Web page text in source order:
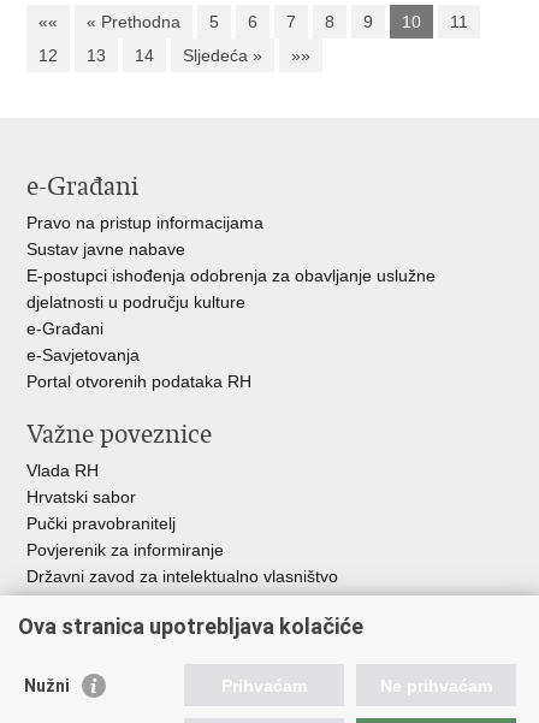
«« « Prethodna 5 6 7 8 9 10
11
12
13 14 Sljedeća » »»
e-Građani
Pravo na pristup informacijama
Sustav javne nabave
E-postupci ishođenja odobrenja za obavljanje uslužne
djelatnosti u području kulture
e-Građani
e-Savjetovanja
Portal otvorenih podataka RH
Važne poveznice
Vlada RH
Hrvatski sabor
Pučki pravobranitelj
Povjerenik za informiranje
Državni zavod za intelektualno vlasništvo
HAKOM
Ostale poveznice
Ova stranica upotrebljava kolačiće
Nužni Prihvaćam Ne prihvaćam